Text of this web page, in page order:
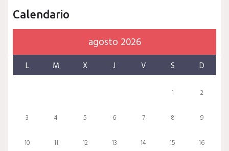
Calendario
agosto 2026
L M X J V S D
1 2
3 4 5 6 7 8 9
10 11 12 13 14 15 16